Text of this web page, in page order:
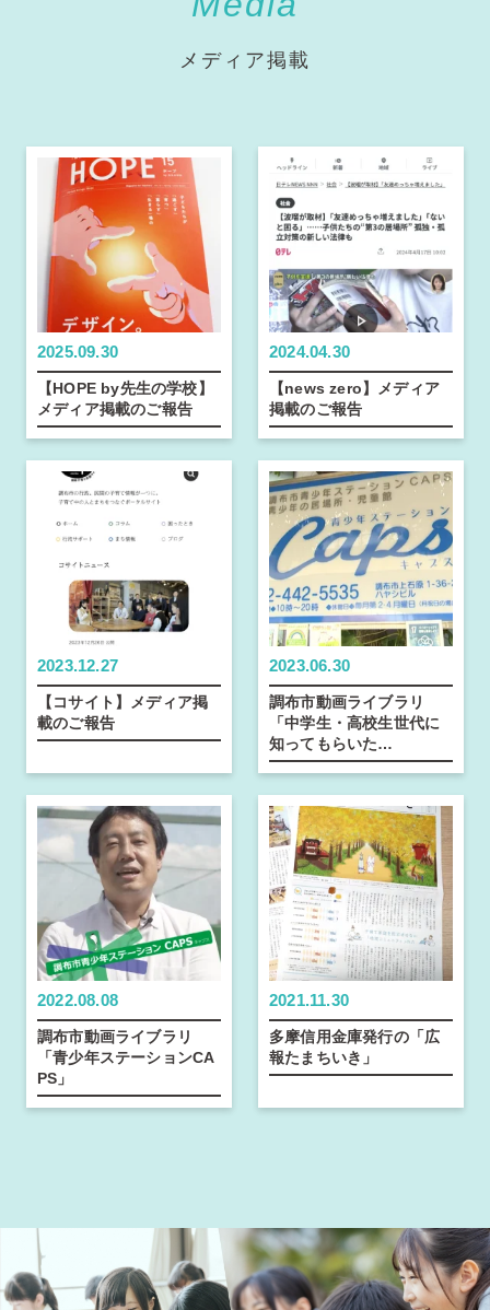
メディア掲載
2025.09.30
【HOPE by先生の学校】
メディア掲載のご報告
2024.04.30
【news zero】メディア
掲載のご報告
2023.12.27
【コサイト】メディア掲
載のご報告
2023.06.30
調布市動画ライブラリ
「中学生・高校生世代に
知ってもらいた…
2022.08.08
調布市動画ライブラリ
「青少年ステーションCA
PS」
2021.11.30
多摩信用金庫発行の「広
報たまちいき」